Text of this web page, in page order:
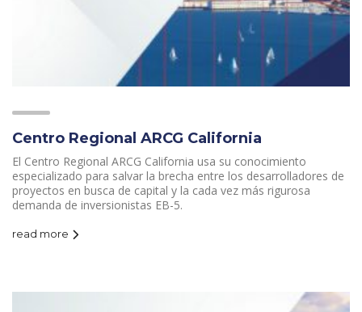
Centro Regional ARCG California
El Centro Regional ARCG California usa su conocimiento
especializado para salvar la brecha entre los desarrolladores de
proyectos en busca de capital y la cada vez más rigurosa
demanda de inversionistas EB-5.
read more